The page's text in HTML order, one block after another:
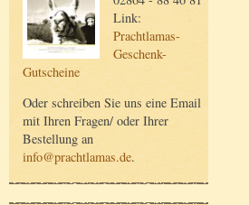
Link:
Prachtlamas-
Geschenk-
Gutscheine
Oder schreiben Sie uns eine Email
mit Ihren Fragen/ oder Ihrer
Bestellung an
info@prachtlamas.de.